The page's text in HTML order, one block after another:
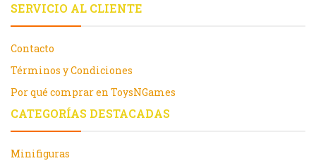
SERVICIO AL CLIENTE
Contacto
Términos y Condiciones
Por qué comprar en ToysNGames
CATEGORÍAS DESTACADAS
Minifiguras